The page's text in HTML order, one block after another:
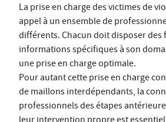
La prise en charge des victimes de
appel à un ensemble de
différents. Chacun doit disposer
informations spécifiques à son
une prise en charge optimale.
Pour autant cette prise en charge
de maillons interdépendants, la
professionnels des étapes